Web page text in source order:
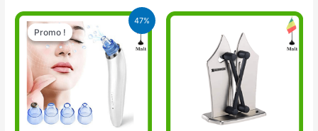
47%
Promo !
Promo !
Le
prix
initial
était :
21.900 CFA.
Le
actuel
est :
11.500 CFA.